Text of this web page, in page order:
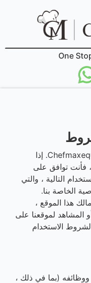
One
مرحبًا بكم في موقع Chefmaxequipment.com. إذا
فأنت توافق على
التالية ، والتي
الخاصة بنا.
هذا الموقع ،
لموقعنا على
لشروط الاستخدام
ووظائفه (بما في ذلك ،